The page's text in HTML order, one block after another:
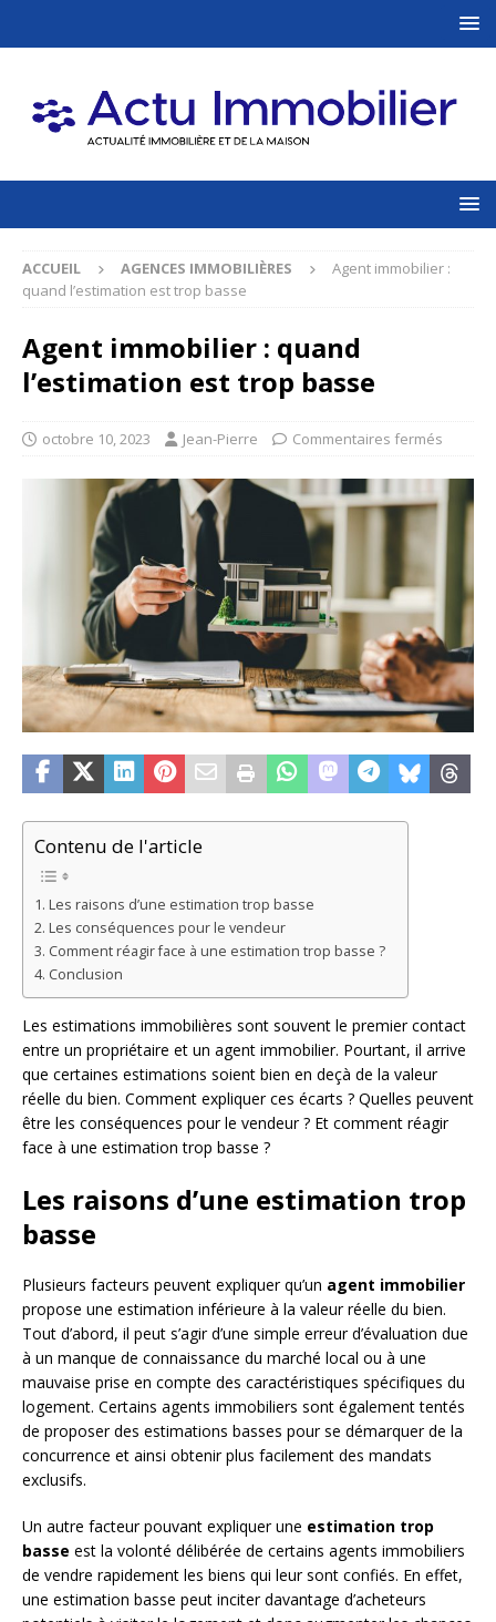
ACCUEIL AGENCES IMMOBILIÈRES
Agent immobilier :
quand l’estimation est trop basse
Agent immobilier : quand
l’estimation est trop basse
octobre 10, 2023 Jean-Pierre Commentaires fermés
Contenu de l'article
Les raisons d’une estimation trop basse
Les conséquences pour le vendeur
Comment réagir face à une estimation trop basse ?
Conclusion
Les estimations immobilières sont souvent le premier contact
entre un propriétaire et un agent immobilier. Pourtant, il arrive
que certaines estimations soient bien en deçà de la valeur
réelle du bien. Comment expliquer ces écarts ? Quelles peuvent
être les conséquences pour le vendeur ? Et comment réagir
face à une estimation trop basse ?
Les raisons d’une estimation trop
basse
Plusieurs facteurs peuvent expliquer qu’un agent immobilier
propose une estimation inférieure à la valeur réelle du bien.
Tout d’abord, il peut s’agir d’une simple erreur d’évaluation due
à un manque de connaissance du marché local ou à une
mauvaise prise en compte des caractéristiques spécifiques du
logement. Certains agents immobiliers sont également tentés
de proposer des estimations basses pour se démarquer de la
concurrence et ainsi obtenir plus facilement des mandats
exclusifs.
Un autre facteur pouvant expliquer une estimation trop
basse est la volonté délibérée de certains agents immobiliers
de vendre rapidement les biens qui leur sont confiés. En effet,
une estimation basse peut inciter davantage d’acheteurs